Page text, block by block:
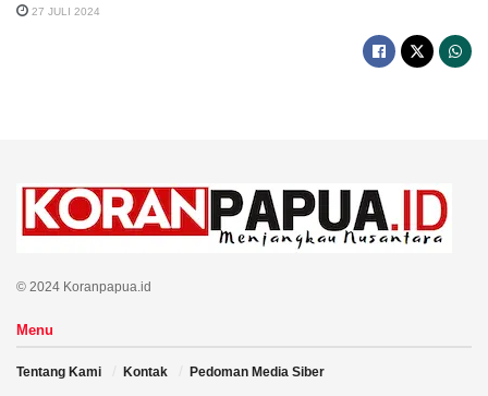
27 JULI 2024
© 2024 Koranpapua.id
Menu
Tentang Kami Kontak Pedoman Media Siber